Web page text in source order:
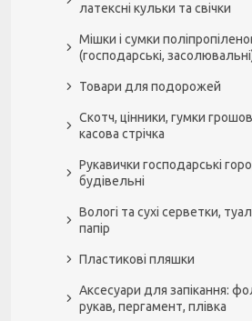
латексні кульки та свічки
Мішки і сумки
(господарські,
Товари для подорожей
Скотч, цінники, гумки
касова стрічка
Рукавички господарські
будівельні
Вологі та сухі серветки,
папір
Пластикові пляшки
Аксесуари для запікання:
рукав, пергамент, плівка